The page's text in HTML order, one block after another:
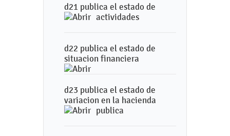
d21 publica el estado de
actividades
d22 publica el estado de
situacion financiera
d23 publica el estado de
variacion en la hacienda
publica